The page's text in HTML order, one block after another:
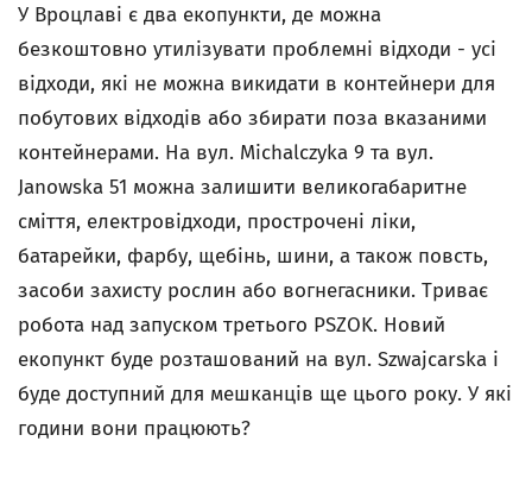
У Вроцлаві є два екопункти, де можна
безкоштовно утилізувати проблемні відходи - усі
відходи, які не можна викидати в контейнери для
побутових відходів або збирати поза вказаними
контейнерами. На вул. Michalczyka 9 та вул.
Janowska 51 можна залишити великогабаритне
сміття, електровідходи, прострочені ліки,
батарейки, фарбу, щебінь, шини, а також повсть,
засоби захисту рослин або вогнегасники. Триває
робота над запуском третього PSZOK. Новий
екопункт буде розташований на вул. Szwajcarska і
буде доступний для мешканців ще цього року. У які
години вони працюють?